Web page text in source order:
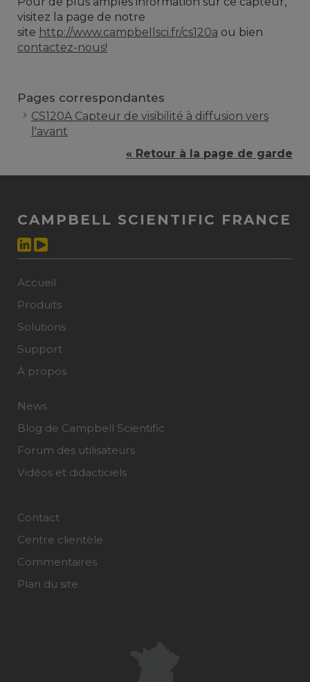
visitez la page de notre
site http://www.campbellsci.fr/cs120a ou bien
contactez-nous!
Pages correspondantes
CS120A Capteur de visibilité à diffusion vers
l'avant
« Retour à la page de garde
CAMPBELL SCIENTIFIC FRANCE
Accueil
Produits
Solutions
Support
À propos
News
Blog de Campbell Scientific
Forum des utilisateurs
Vidéos et didacticiels
Contact
Centre clientèle
Commentaires
Plan du site